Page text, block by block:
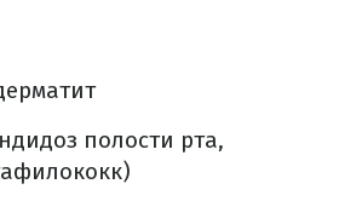
полости рта,